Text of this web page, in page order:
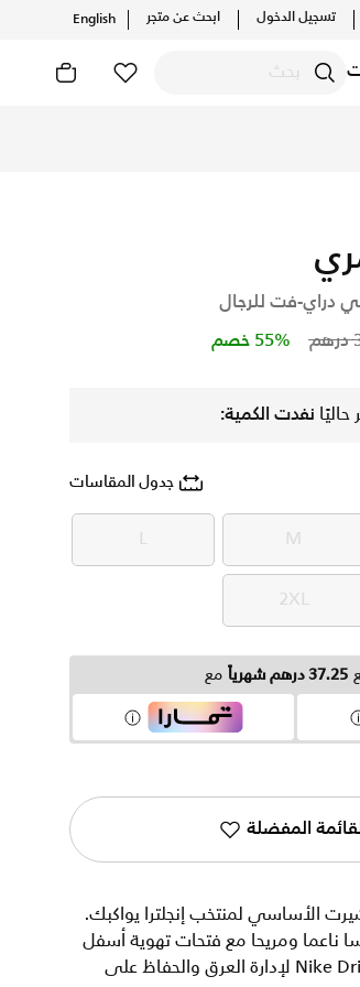
تسجيل الدخول ابحث عن متجر English
دراي-فت للرجال
Price to 55% خصم
نفدت الكمية:
جدول المقاسات
M
M
L
L
2XL
2XL
37.25 درهم شهرياً مع
المفضلة
الأساسي لمنتخب إنجلترا يواكبك.
ناعما ومريحا مع فتحات تهوية أسفل
الذراعين وتقنية Nike Dri-FIT لإدارة العرق والحفاظ على